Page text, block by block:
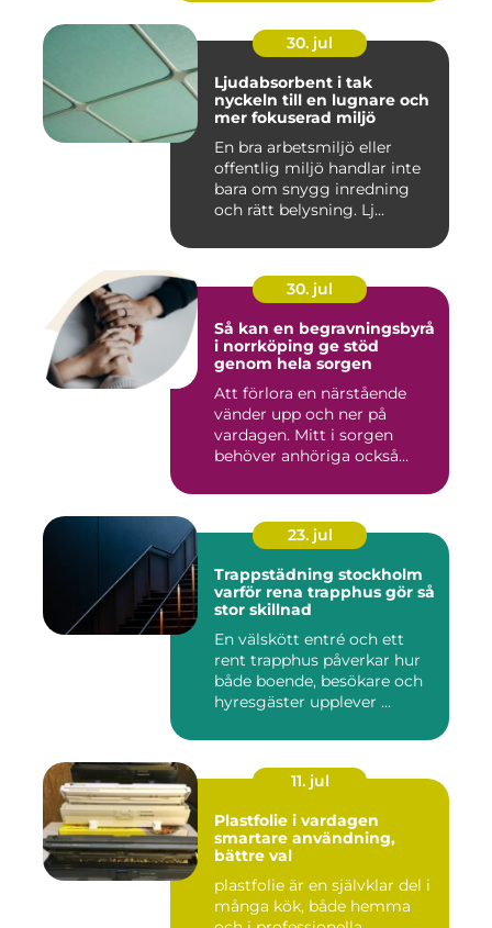
30. jul
Ljudabsorbent i tak
nyckeln till en lugnare och
mer fokuserad miljö
En bra arbetsmiljö eller
offentlig miljö handlar inte
bara om snygg inredning
och rätt belysning. Lj...
30. jul
Så kan en begravningsbyrå
i norrköping ge stöd
genom hela sorgen
Att förlora en närstående
vänder upp och ner på
vardagen. Mitt i sorgen
behöver anhöriga också
23. jul
Trappstädning stockholm
varför rena trapphus gör så
stor skillnad
En välskött entré och ett
rent trapphus påverkar hur
både boende, besökare och
hyresgäster upplever ...
11. jul
Plastfolie i vardagen
smartare användning,
bättre val
plastfolie är en självklar del i
många kök, både hemma